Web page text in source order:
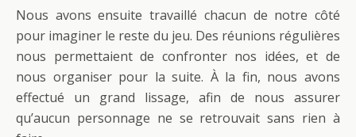
Nous avons ensuite travaillé chacun de notre côté
pour imaginer le reste du jeu. Des réunions régulières
nous permettaient de confronter nos idées, et de
nous organiser pour la suite. À la fin, nous avons
effectué un grand lissage, afin de nous assurer
qu’aucun personnage ne se retrouvait sans rien à